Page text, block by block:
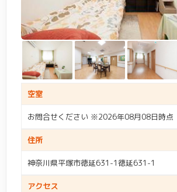
空室
お問合せください ※2026年08月08日時点
住所
神奈川県平塚市徳延631-1徳延631-1
アクセス